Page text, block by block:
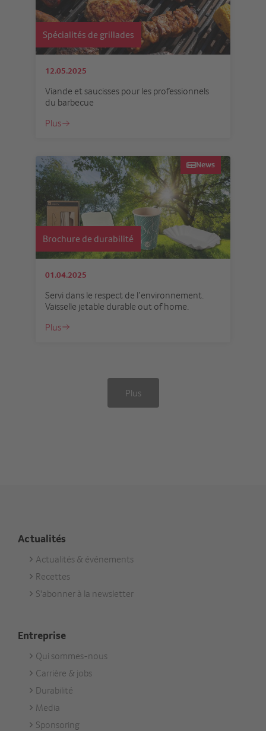
Spécialités de grillades
12.05.2025
Viande et saucisses pour les professionnels
du barbecue
Plus
News
Brochure de durabilité
01.04.2025
Servi dans le respect de l’environnement.
Vaisselle jetable durable out of home.
Plus
Plus
Actualités
Footer
Aktuell
Actualités & événements
Recettes
S'abonner à la newsletter
Entreprise
Footer
Unternehmen
Qui sommes-nous
Carrière & jobs
Durabilité
Media
Sponsoring